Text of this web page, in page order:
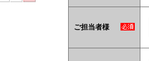
ご担当者様